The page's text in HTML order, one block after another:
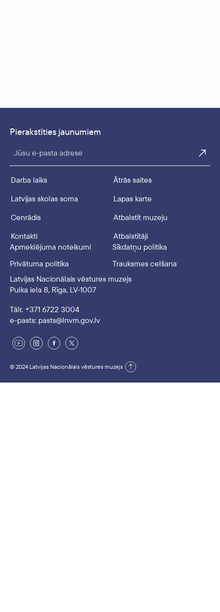
Pierakstīties jaunumiem
Darba laiks
Ātrās saites
Latvijas skolas soma
Lapas karte
Cenrādis
Atbalstīt muzeju
Kontakti
Atbalstītāji
Apmeklējuma noteikumi
Sīkdatņu politika
Privātuma politika
Trauksmes celšana
Latvijas Nacionālais vēstures muzejs
Pulka iela 8, Rīga, LV-1007
Tālr. +371 6722 3004
e-pasts: pasts@lnvm.gov.lv
© 2024 Latvijas Nacionālais vēstures muzejs